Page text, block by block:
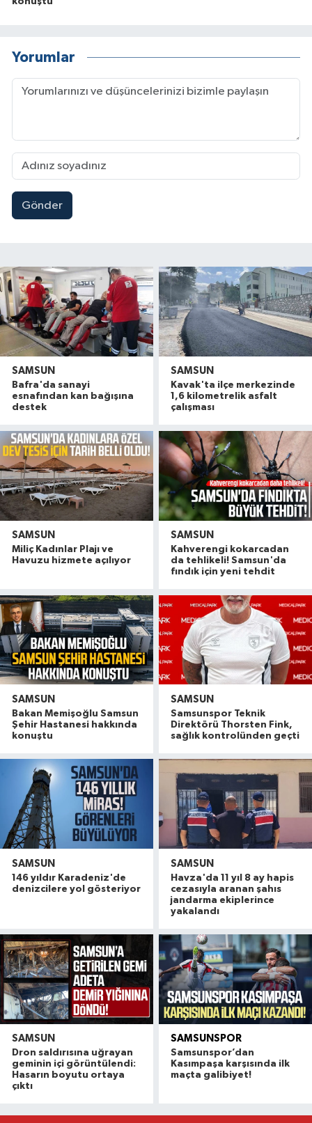
Yorumlar
Gönder
SAMSUN
Bafra'da sanayi
esnafından kan bağışına
destek
SAMSUN
Kavak'ta ilçe merkezinde
1,6 kilometrelik asfalt
çalışması
SAMSUN
Miliç Kadınlar Plajı ve
Havuzu hizmete açılıyor
SAMSUN
Kahverengi kokarcadan
da tehlikeli! Samsun'da
fındık için yeni tehdit
SAMSUN
Bakan Memişoğlu Samsun
Şehir Hastanesi hakkında
konuştu
SAMSUN
Samsunspor Teknik
Direktörü Thorsten Fink,
sağlık kontrolünden geçti
SAMSUN
146 yıldır Karadeniz'de
denizcilere yol gösteriyor
SAMSUN
Havza'da 11 yıl 8 ay hapis
cezasıyla aranan şahıs
jandarma ekiplerince
yakalandı
SAMSUN
Dron saldırısına uğrayan
geminin içi görüntülendi:
Hasarın boyutu ortaya
çıktı
SAMSUNSPOR
Samsunspor’dan
Kasımpaşa karşısında ilk
maçta galibiyet!
11:41 |Bafra'da sanayi esnafından kan bağışına destek
11:08 |Kavak'ta ilçe merkezinde 1,6 kilometrelik asfalt
10:52 |